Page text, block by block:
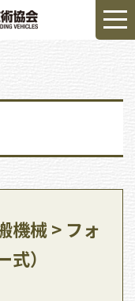
機械 > フォ
）